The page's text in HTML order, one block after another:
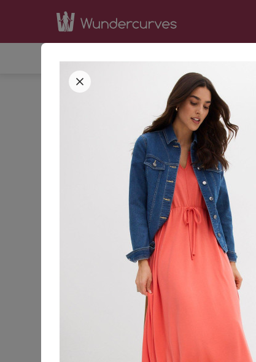
STARTSEITE BEKLEIDUNG KLEIDER
GRÖSSE 42
SORTIERUNG